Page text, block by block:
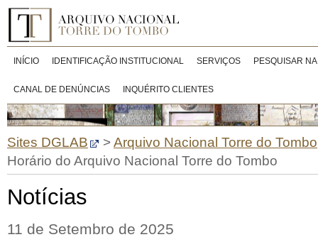
INÍCIO IDENTIFICAÇÃO INSTITUCIONAL SERVIÇOS PESQUISAR
CANAL DE DENÚNCIAS INQUÉRITO CLIENTES
Sites DGLAB >Arquivo Nacional Torre do Tombo
Horário do Arquivo Nacional Torre do Tombo
Notícias
11 de Setembro de 2025